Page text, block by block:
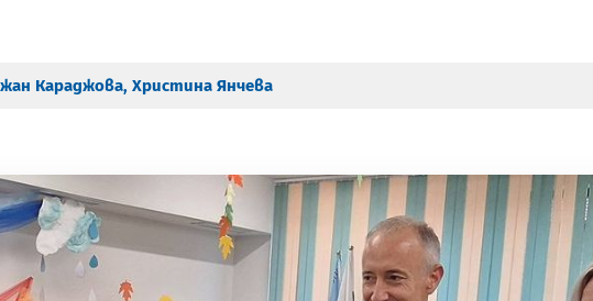
Караджова, Христина Янчева